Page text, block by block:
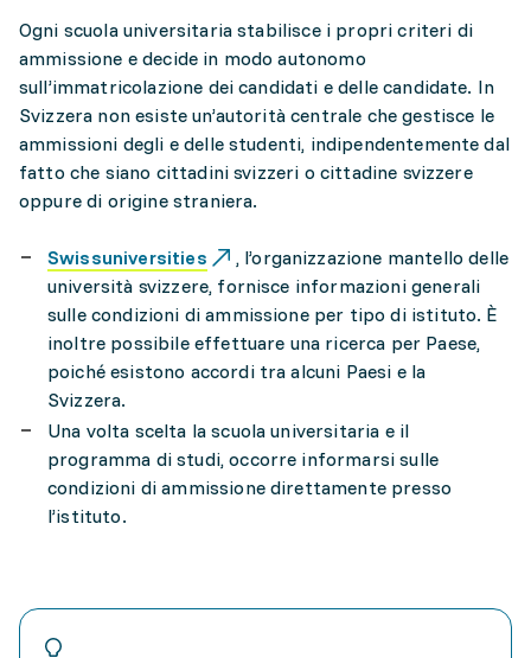
Ogni scuola universitaria stabilisce i propri criteri di
ammissione e decide in modo autonomo
sull’immatricolazione dei candidati e delle candidate. In
Svizzera non esiste un’autorità centrale che gestisce le
ammissioni degli e delle studenti, indipendentemente dal
fatto che siano cittadini svizzeri o cittadine svizzere
oppure di origine straniera.
Swissuniversities
, l’organizzazione mantello delle
università svizzere, fornisce informazioni generali
sulle condizioni di ammissione per tipo di istituto. È
inoltre possibile effettuare una ricerca per Paese,
poiché esistono accordi tra alcuni Paesi e la
Svizzera.
Una volta scelta la scuola universitaria e il
programma di studi, occorre informarsi sulle
condizioni di ammissione direttamente presso
l’istituto.